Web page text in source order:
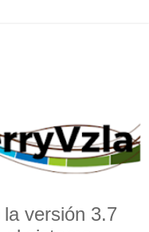
versión 3.7